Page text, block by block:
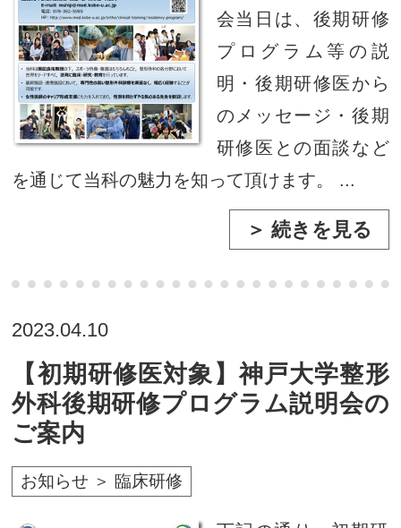
会当日は、後期研修
プログラム等の説
明・後期研修医から
のメッセージ・後期
研修医との面談など
を通じて当科の魅力を知って頂けます。 ...
＞ 続きを見る
2023.04.10
【初期研修医対象】神戸大学整形
外科後期研修プログラム説明会の
ご案内
お知らせ ＞ 臨床研修